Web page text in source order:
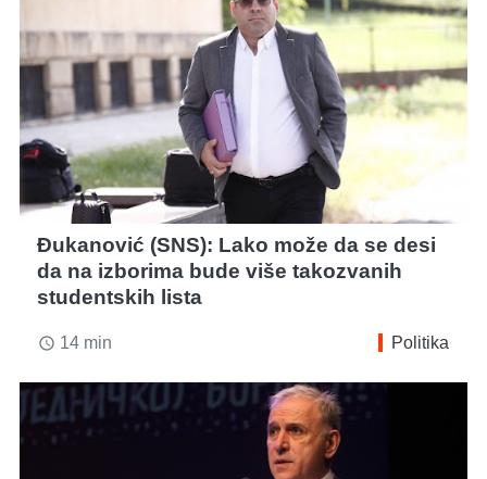
Đukanović (SNS): Lako može da se desi
da na izborima bude više takozvanih
studentskih lista
access_time 14 min Politika